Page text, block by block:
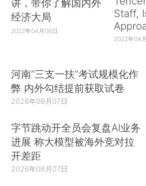
讲，带你了解国内外
经济大局
2022年04月06日
Staff,
2022年04
河南“三支一扶”考试规模化作
弊 内外勾结提前获取试卷
2026年08月07日
字节跳动开全员会复盘AI业务
进展 称大模型被海外竞对拉
开差距
2026年08月07日